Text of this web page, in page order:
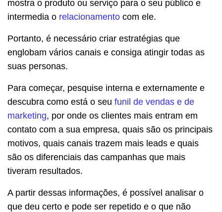
mostra o produto ou serviço para o seu público e
intermedia o relacionamento com ele.
Portanto, é necessário criar estratégias que
englobam vários canais e consiga atingir todas as
suas personas.
Para começar, pesquise interna e externamente e
descubra como está o seu funil de vendas e de
marketing, por onde os clientes mais entram em
contato com a sua empresa, quais são os principais
motivos, quais canais trazem mais leads e quais
são os diferenciais das campanhas que mais
tiveram resultados.
A partir dessas informações, é possível analisar o
que deu certo e pode ser repetido e o que não